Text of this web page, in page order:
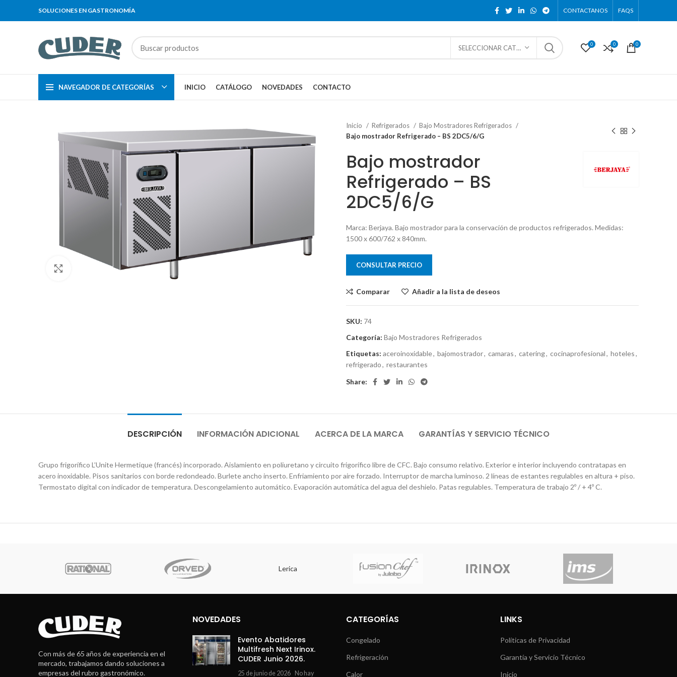
SOLUCIONES EN GASTRONOMÍA CONTACTANOS FAQS
SELECCIONAR CATEGORÍA 0 0 0
NAVEGADOR DE CATEGORÍAS INICIO CATÁLOGO NOVEDADES CONTACTO
Clic para ampliar
Inicio Refrigerados
Bajo Mostradores Refrigerados
Bajo mostrador Refrigerado – BS 2DC5/6/G
Bajo mostrador
Refrigerado – BS
2DC5/6/G
Marca: Berjaya. Bajo mostrador para la conservación de productos refrigerados. Medidas:
1500 x 600/762 x 840mm.
CONSULTAR PRECIO
Comparar Añadir a la lista de deseos
SKU: 74
Categoría: Bajo Mostradores Refrigerados
Etiquetas: aceroinoxidable, bajomostrador, camaras, catering, cocinaprofesional, hoteles,
refrigerado, restaurantes
Share:
DESCRIPCIÓN INFORMACIÓN ADICIONAL ACERCA DE LA MARCA GARANTÍAS Y SERVICIO TÉCNICO
Grupo frigorífico L’Unite Hermetique (francés) incorporado. Aislamiento en poliuretano y circuito frigorífico libre de CFC. Bajo consumo relativo. Exterior e interior incluyendo contratapas en
acero inoxidable. Pisos sanitarios con borde redondeado. Burlete ancho inserto. Enfriamiento por aire forzado. Interruptor de marcha luminoso. 2 líneas de estantes regulables en altura + piso.
Termostato digital con indicador de temperatura. Descongelamiento automático. Evaporación automática del agua del deshielo. Patas regulables. Temperatura de trabajo 2º / + 4º C.
Lerica
Con más de 65 años de experiencia en el
mercado, trabajamos dando soluciones a
empresas del rubro gastronómico.
NOVEDADES
Evento Abatidores
Multifresh Next Irinox.
CUDER Junio 2026.
25 de junio de 2026 No hay
CATEGORÍAS
Congelado
Refrigeración
Calor
LINKS
Políticas de Privacidad
Garantía y Servicio Técnico
Inicio